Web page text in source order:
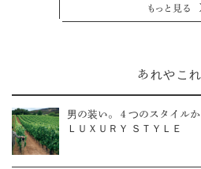
もっと見る
あれやこ
男の装い。４つのスタイル
ＬＵＸＵＲＹ ＳＴＹＬＥ